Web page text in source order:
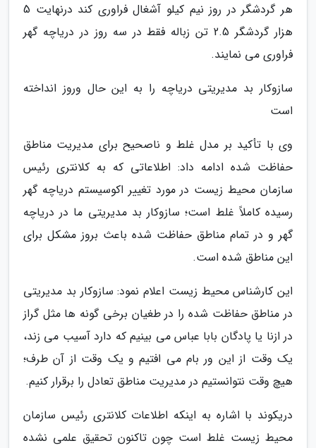
هر گردشگر در روز نیم کیلو آشغال فراوری کند درنهایت 5
هزار گردشگر 2.5 تن زباله فقط در سه روز در دریاچه گهر
فراوری می نمایند.
سازوکار بد مدیریتی دریاچه را به این حال وروز انداخته
است
وی با تأکید بر مدل غلط و ناصحیح برای مدیریت مناطق
حفاظت شده ادامه داد: اطلاعاتی که به کلانتری رئیس
سازمان محیط زیست در مورد تغییر اکوسیستم دریاچه گهر
رسیده کاملاً غلط است؛ سازوکار بد مدیریتی ما در دریاچه
گهر و در تمام مناطق حفاظت شده باعث بروز مشکل برای
این مناطق شده است.
این کارشناس محیط زیست اعلام نمود: سازوکار بد مدیریتی
در مناطق حفاظت شده را در طغیان برخی گونه ها مثل گراز
در ازنا یا پادگان بابا عباس می بینیم که دارد آسیب می زند،
یک وقت از این ور بام می افتیم و یک وقت از آن طرف؛
هیچ وقت نتوانستیم در مدیریت مناطق تعادل را برقرار کنیم.
دریکوند با اشاره به اینکه اطلاعات کلانتری رئیس سازمان
محیط زیست غلط است چون تاکنون تحقیق علمی نشده